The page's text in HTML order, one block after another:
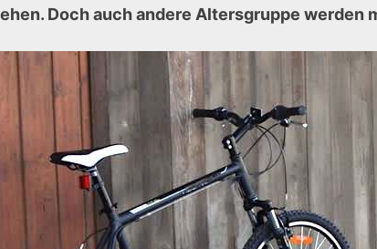
Doch auch andere Altersgruppe werden